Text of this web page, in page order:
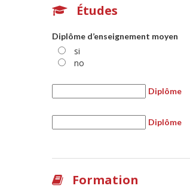
Études
Diplôme d’enseignement moyen
si
no
Diplôme
Diplôme
Formation